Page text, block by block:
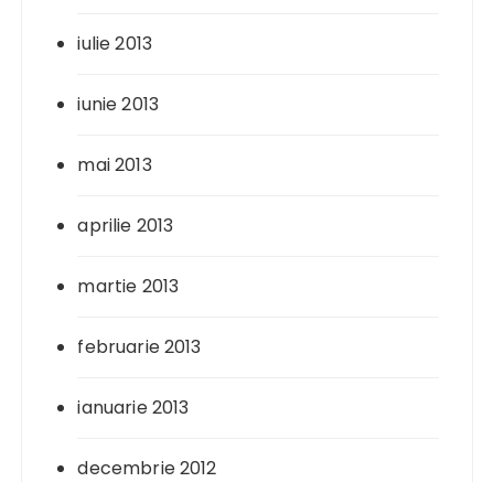
iulie 2013
iunie 2013
mai 2013
aprilie 2013
martie 2013
februarie 2013
ianuarie 2013
decembrie 2012